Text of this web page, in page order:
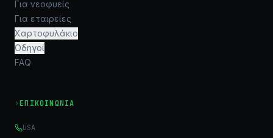
Για νεοφυείς
Για εταιρείες
Χαρτοφυλάκιο
Οδηγοί
FAQ
›ΕΠΙΚΟΙΝΩΝΊΑ
USA